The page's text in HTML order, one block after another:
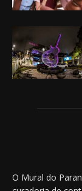
O Mural do